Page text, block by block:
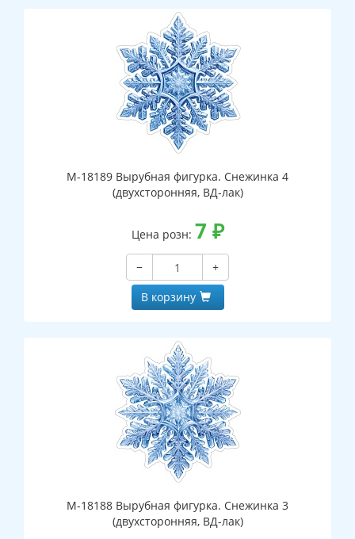
М-18189 Вырубная фигурка. Снежинка 4
(двухсторонняя, ВД-лак)
Цена розн: 7 ₽
−
+
В корзину
М-18188 Вырубная фигурка. Снежинка 3
(двухсторонняя, ВД-лак)